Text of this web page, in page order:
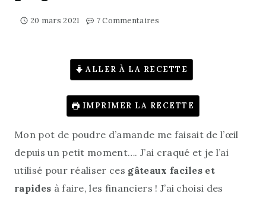
20 mars 2021 7 Commentaires
ALLER À LA RECETTE
IMPRIMER LA RECETTE
Mon pot de poudre d’amande me faisait de l’œil
depuis un petit moment…. J’ai craqué et je l’ai
utilisé pour réaliser ces gâteaux faciles et
rapides à faire, les financiers ! J’ai choisi des